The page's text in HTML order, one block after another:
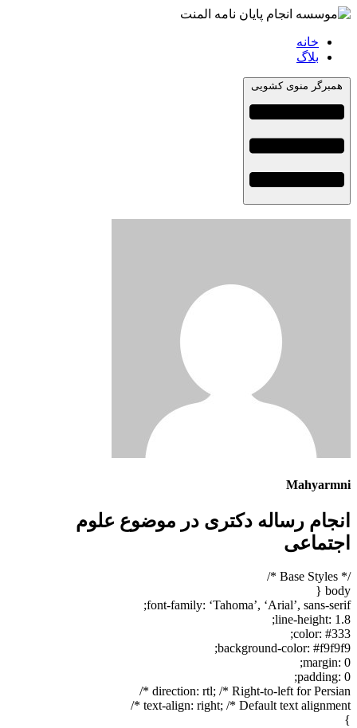
خانه
بلاگ
همبرگر منوی کشویی
Mahyarmni
انجام رساله دکتری در موضوع علوم
اجتماعی
/* Base Styles */
body {
font-family: ‘Tahoma’, ‘Arial’, sans-serif;
line-height: 1.8;
color: #333;
background-color: #f9f9f9;
margin: 0;
padding: 0;
direction: rtl; /* Right-to-left for Persian */
text-align: right; /* Default text alignment */
}